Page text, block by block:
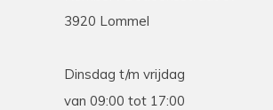
3920 Lommel
Dinsdag t/m vrijdag
van 09:00 tot 17:00